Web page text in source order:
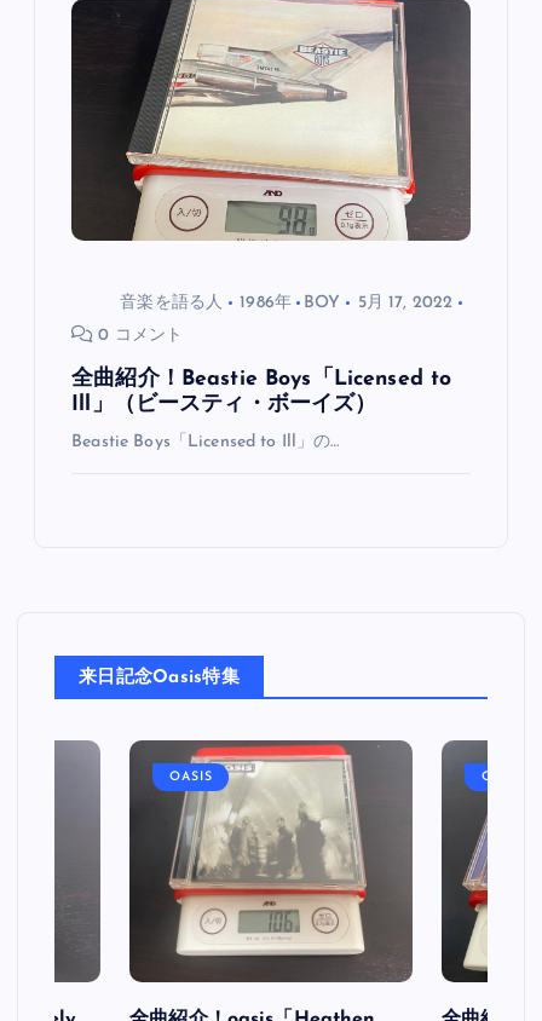
音楽を語る人 1986年 BOY
5月 17, 2022
0 コメント
全曲紹介！Beastie Boys「Licensed to
Ill」（ビースティ・ボーイズ）
Beastie Boys「Licensed to Ill」の…
来日記念Oasis特集
OASIS OASIS